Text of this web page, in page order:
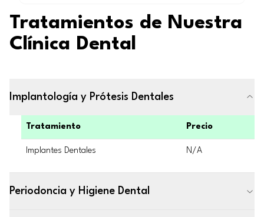
Tratamientos de Nuestra
Clínica Dental
Implantología y Prótesis Dentales
Tratamiento Precio
Implantes Dentales N/A
Periodoncia y Higiene Dental